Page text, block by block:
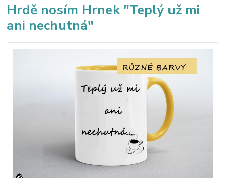
Hrdě nosím Hrnek "Teplý už mi
ani nechutná"